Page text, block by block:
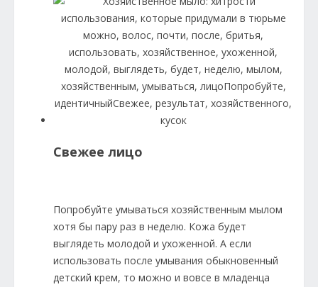
Свежее лицо
Попробуйте умываться хозяйственным мылом
хотя бы пару раз в неделю. Кожа будет
выглядеть молодой и ухоженной. А если
использовать после умывания обыкновенный
детский крем, то можно и вовсе в младенца